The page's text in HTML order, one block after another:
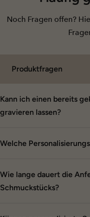
Häufig
Noch Fragen offen?
Kann ich einen bereits
Wie lange dauert die